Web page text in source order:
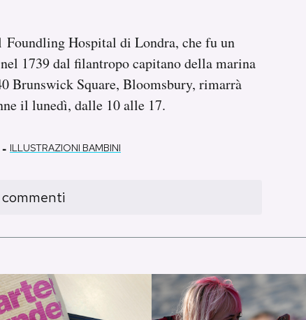
Hospital di Londra, che fu un
1739 dal filantropo capitano della marina
Brunswick Square, Bloomsbury, rimarrà
il lunedì, dalle 10 alle 17.
- ILLUSTRAZIONI BAMBINI